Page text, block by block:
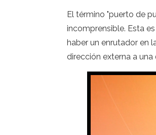
El término "puerto de
incomprensible. Esta
haber un enrutador en
dirección externa a